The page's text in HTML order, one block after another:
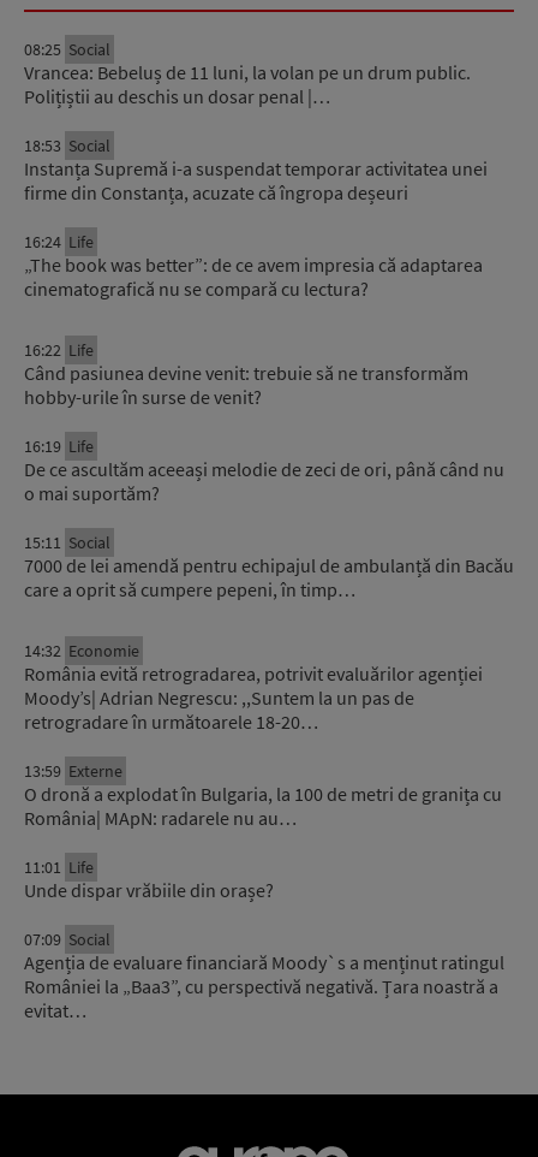
08:25 Social
Vrancea: Bebeluș de 11 luni, la volan pe un drum public.
Polițiștii au deschis un dosar penal |…
18:53 Social
Instanța Supremă i-a suspendat temporar activitatea unei
firme din Constanța, acuzate că îngropa deșeuri
16:24 Life
„The book was better”: de ce avem impresia că adaptarea
cinematografică nu se compară cu lectura?
16:22 Life
Când pasiunea devine venit: trebuie să ne transformăm
hobby-urile în surse de venit?
16:19 Life
De ce ascultăm aceeași melodie de zeci de ori, până când nu
o mai suportăm?
15:11 Social
7000 de lei amendă pentru echipajul de ambulanță din Bacău
care a oprit să cumpere pepeni, în timp…
14:32 Economie
România evită retrogradarea, potrivit evaluărilor agenției
Moody’s| Adrian Negrescu: ,,Suntem la un pas de
retrogradare în următoarele 18-20…
13:59 Externe
O dronă a explodat în Bulgaria, la 100 de metri de granița cu
România| MApN: radarele nu au…
11:01 Life
Unde dispar vrăbiile din orașe?
07:09 Social
Agenția de evaluare financiară Moody`s a menținut ratingul
României la „Baa3”, cu perspectivă negativă. Țara noastră a
evitat…